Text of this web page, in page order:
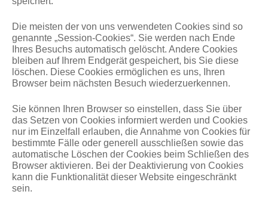
Die meisten der von uns verwendeten Cookies sind so
genannte „Session-Cookies“. Sie werden nach Ende
Ihres Besuchs automatisch gelöscht. Andere Cookies
bleiben auf Ihrem Endgerät gespeichert, bis Sie diese
löschen. Diese Cookies ermöglichen es uns, Ihren
Browser beim nächsten Besuch wiederzuerkennen.
Sie können Ihren Browser so einstellen, dass Sie über
das Setzen von Cookies informiert werden und Cookies
nur im Einzelfall erlauben, die Annahme von Cookies für
bestimmte Fälle oder generell ausschließen sowie das
automatische Löschen der Cookies beim Schließen des
Browser aktivieren. Bei der Deaktivierung von Cookies
kann die Funktionalität dieser Website eingeschränkt
sein.